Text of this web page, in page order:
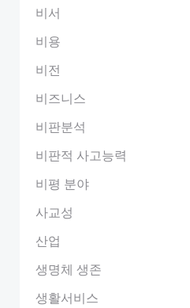
비서
비용
비전
비즈니스
비판분석
비판적 사고능력
비평 분야
사교성
산업
생명체 생존
생활서비스